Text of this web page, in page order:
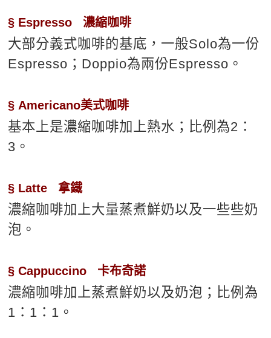
§ Espresso 濃縮咖啡
大部分義式咖啡的基底，一般Solo為一份
Espresso；Doppio為兩份Espresso。
§ Americano美式咖啡
基本上是濃縮咖啡加上熱水；比例為2：
3。
§ Latte 拿鐵
濃縮咖啡加上大量蒸煮鮮奶以及一些些奶
泡。
§ Cappuccino 卡布奇諾
濃縮咖啡加上蒸煮鮮奶以及奶泡；比例為
1：1：1。